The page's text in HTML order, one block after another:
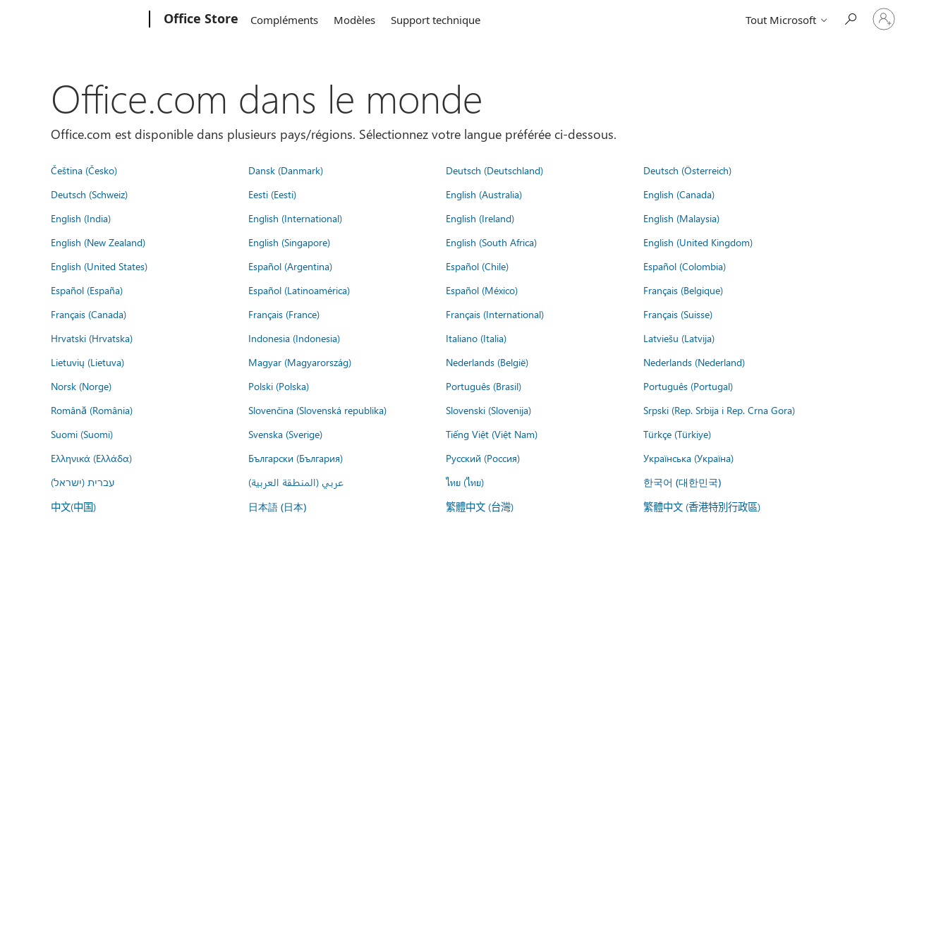
Office Store Compléments Modèles Support technique Tout Microsoft
Connectez-
vous
Office.com dans le monde
Office.com est disponible dans plusieurs pays/régions. Sélectionnez votre langue préférée ci-dessous.
Čeština (Česko) Dansk (Danmark) Deutsch (Deutschland)
Deutsch (Österreich)
Deutsch (Schweiz)
Eesti (Eesti) English (Australia)
English (Canada)
English (India)
English (International) English (Ireland)
English (Malaysia)
English (New Zealand)
English (Singapore) English (South Africa)
English (United Kingdom)
English (United States)
Español (Argentina) Español (Chile)
Español (Colombia)
Español (España)
Español (Latinoamérica) Español (México)
Français (Belgique)
Français (Canada)
Français (France) Français (International)
Français (Suisse)
Hrvatski (Hrvatska)
Indonesia (Indonesia) Italiano (Italia)
Latviešu (Latvija)
Lietuvių (Lietuva)
Magyar (Magyarország) Nederlands (België)
Nederlands (Nederland)
Norsk (Norge)
Polski (Polska) Português (Brasil)
Português (Portugal)
Română (România)
Slovenčina (Slovenská republika) Slovenski (Slovenija)
Srpski (Rep. Srbija i Rep. Crna Gora)
Suomi (Suomi)
Svenska (Sverige) Tiếng Việt (Việt Nam)
Türkçe (Türkiye)
Ελληνικά (Ελλάδα)
Български (България) Русский (Россия)
Українська (Україна)
עברית (ישראל)
عربي (المنطقة العربية) ไทย (ไทย) 한국어 (대한민국)
中文(中国) 日本語 (日本) 繁體中文 (台灣) 繁體中文 (香港特別行政區)